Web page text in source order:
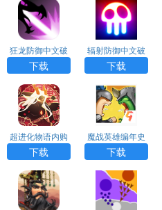
狂龙防御中文破
解版
下载
辐射防御中文破
解版
下载
超进化物语内购
免费版
下载
魔战英雄编年史
内购破解版
下载